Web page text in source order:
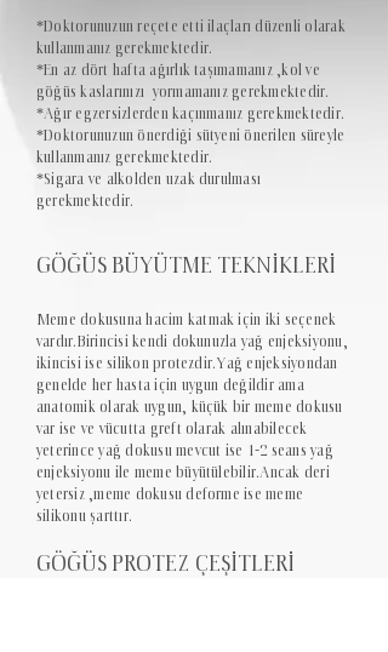
*Doktorunuzun reçete etti ilaçları düzenli olarak
kullanmanız gerekmektedir.
*En az dört hafta ağırlık taşımamanız ,kol ve
göğüs kaslarınızı yormamanız gerekmektedir.
*Ağır egzersizlerden kaçınmanız gerekmektedir.
*Doktorunuzun önerdiği sütyeni önerilen süreyle
kullanmanız gerekmektedir.
*Sigara ve alkolden uzak durulması
gerekmektedir.
GÖĞÜS BÜYÜTME TEKNİKLERİ
Meme dokusuna hacim katmak için iki seçenek
vardır.Birincisi kendi dokunuzla yağ enjeksiyonu,
ikincisi ise silikon protezdir.Yağ enjeksiyondan
genelde her hasta için uygun değildir ama
anatomik olarak uygun, küçük bir meme dokusu
var ise ve vücutta greft olarak alınabilecek
yeterince yağ dokusu mevcut ise 1-2 seans yağ
enjeksiyonu ile meme büyütülebilir.Ancak deri
yetersiz ,meme dokusu deforme ise meme
silikonu şarttır.
GÖĞÜS PROTEZ ÇEŞİTLERİ